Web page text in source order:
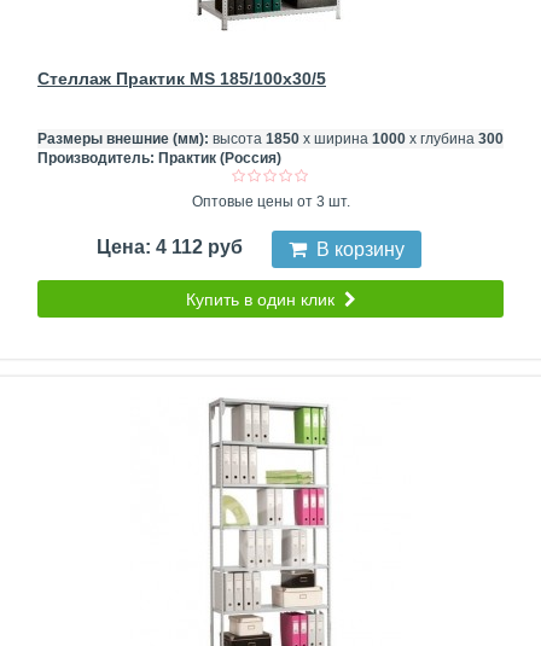
Стеллаж Практик MS 185/100x30/5
Размеры внешние (мм): высота 1850 х ширина 1000 х глубина 300
Производитель: Практик (Россия)
Оптовые цены от 3 шт.
Цена: 4 112 руб В корзину
Купить в один клик